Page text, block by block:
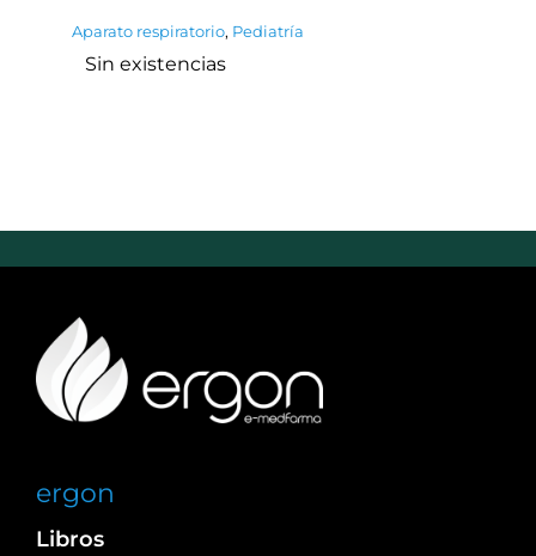
Aparato respiratorio, Pediatría
Sin existencias
ergon
Libros